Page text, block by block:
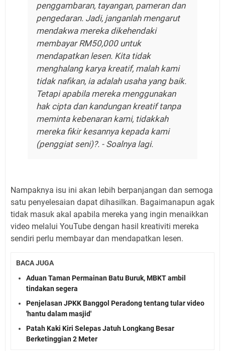
penggambaran, tayangan, pameran dan
pengedaran. Jadi, janganlah mengarut
mendakwa mereka dikehendaki
membayar RM50,000 untuk
mendapatkan lesen. Kita tidak
menghalang karya kreatif, malah kami
tidak nafikan, ia adalah usaha yang baik.
Tetapi apabila mereka menggunakan
hak cipta dan kandungan kreatif tanpa
meminta kebenaran kami, tidakkah
mereka fikir kesannya kepada kami
(penggiat seni)?. - Soalnya lagi.
Nampaknya isu ini akan lebih berpanjangan dan semoga
satu penyelesaian dapat dihasilkan. Bagaimanapun agak
tidak masuk akal apabila mereka yang ingin menaikkan
video melalui YouTube dengan hasil kreativiti mereka
sendiri perlu membayar dan mendapatkan lesen.
BACA JUGA
Aduan Taman Permainan Batu Buruk, MBKT ambil
tindakan segera
Penjelasan JPKK Banggol Peradong tentang tular video
'hantu dalam masjid'
Patah Kaki Kiri Selepas Jatuh Longkang Besar
Berketinggian 2 Meter